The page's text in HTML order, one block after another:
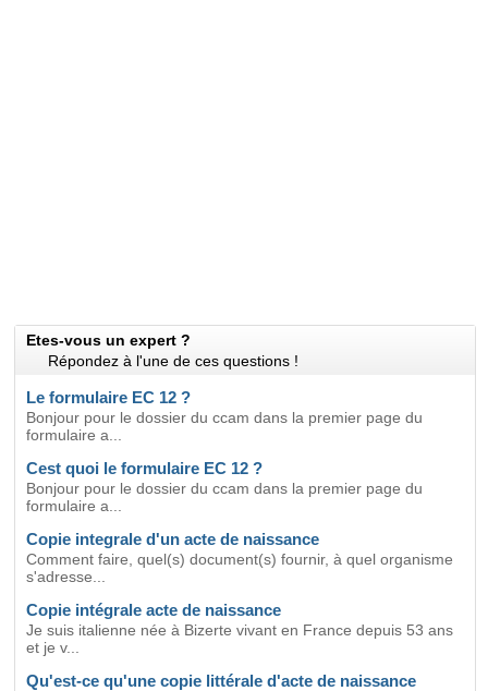
Etes-vous un expert ?
Répondez à l'une de ces questions !
Le formulaire EC 12 ?
Bonjour pour le dossier du ccam dans la premier page du
formulaire a...
Cest quoi le formulaire EC 12 ?
Bonjour pour le dossier du ccam dans la premier page du
formulaire a...
Copie integrale d'un acte de naissance
Comment faire, quel(s) document(s) fournir, à quel organisme
s'adresse...
Copie intégrale acte de naissance
Je suis italienne née à Bizerte vivant en France depuis 53 ans
et je v...
Qu'est-ce qu'une copie littérale d'acte de naissance